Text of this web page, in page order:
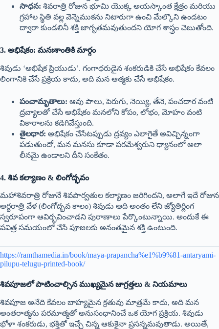
సాధన: శివరాత్రి రోజున భూమి యొక్క అయస్కాంత క్షేత్రం మరియు
గ్రహాల స్థితి వల్ల వెన్నెముకను నిటారుగా ఉంచి మేల్కొని ఉండటం
ద్వారా కుండలినీ శక్తి జాగృతమవుతుందని యోగ శాస్త్రం చెబుతోంది.
3. అభిషేకం: మనఃశాంతికి మార్గం
శివుడు ‘అభిషేక ప్రియుడు’. గంగాధరుడైన శంకరుడికి చేసే అభిషేకం కేవలం
లింగానికి చేసే ప్రక్రియ కాదు, అది మన ఆత్మకు చేసే అభిషేకం.
పంచామృతాలు: ఆవు పాలు, పెరుగు, నెయ్యి, తేనె, పంచదార వంటి
ద్రవ్యాలతో చేసే అభిషేకం మనలోని కోపం, లోభం, మోహం వంటి
వికారాలను కడిగివేస్తుంది.
తైలధార: అభిషేకం చేసేటప్పుడు ద్రవ్యం ఎలాగైతే అవిచ్ఛిన్నంగా
పడుతుందో, మన మనసు కూడా పరమేశ్వరుని ధ్యానంలో అలా
లీనమై ఉండాలని దీని సంకేతం.
4. శివ కల్యాణం & లింగోద్భవం
మహాశివరాత్రి రోజునే శివపార్వతుల కల్యాణం జరిగిందని, అలాగే ఇదే రోజున
అర్ధరాత్రి వేళ (లింగోద్భవ కాలం) శివుడు ఆది అంతం లేని జ్యోతిర్లింగ
స్వరూపంగా ఆవిర్భవించాడని పురాణాలు పేర్కొంటున్నాయి. అందుకే ఈ
పవిత్ర సమయంలో చేసే పూజలకు అనంతమైన శక్తి ఉంటుంది.
https://ramthamedia.in/book/maya-prapancha%e1%b9%81-antaryami-
pilupu-telugu-printed-book/
శివపూజలో పాటించాల్సిన ముఖ్యమైన జాగ్రత్తలు & నియమాలు
శివపూజ అనేది కేవలం బాహ్యమైన క్రతువు మాత్రమే కాదు, అది మన
అంతరాత్మను పరమాత్మతో అనుసంధానించే ఒక యోగ ప్రక్రియ. శివుడు
భోళా శంకరుడు, భక్తితో ఇచ్చే చిన్న ఆకుకైనా ప్రసన్నమవుతాడు. అయితే,